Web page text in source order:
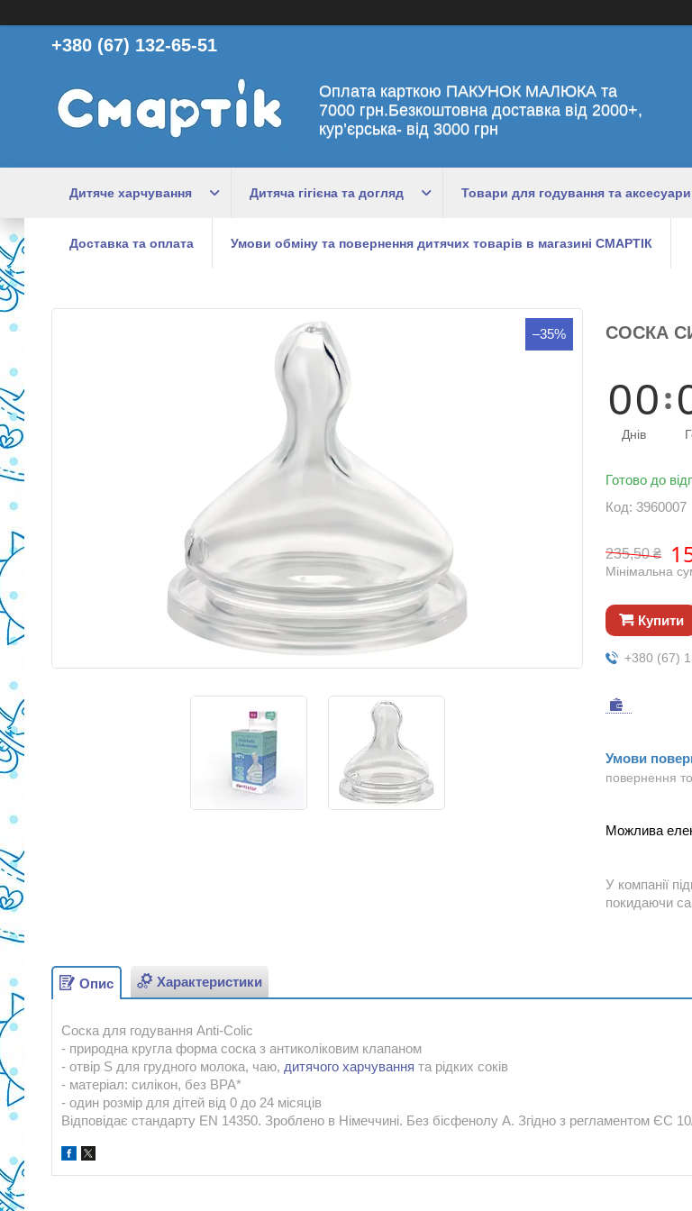
+380 (67) 132-65-51
Оплата карткою ПАКУНОК МАЛЮКА та
7000 грн.Безкоштовна доставка від 2000+,
кур’єрська- від 3000 грн
Дитяче харчування Дитяча гігієна та догляд Товари для годування та аксесуари
Доставка та оплата Умови обміну та повернення дитячих товарів в магазині СМАРТІК
–35% СОСКА
00
Днів
Готово до
Код: 3960007
235,50 ₴
Мінімальна
Купити
+380 (67)
повернення
У компанії
покидаючи
Опис Характеристики
Соска для годування Anti-Colic
- природна кругла форма соска з антиколіковим клапаном
- отвір S для грудного молока, чаю, дитячого харчування та рідких соків
- матеріал: силікон, без BPA*
- один розмір для дітей від 0 до 24 місяців
Відповідає стандарту EN 14350. Зроблено в Німеччині. Без бісфенолу A. Згідно з регламентом ЄС